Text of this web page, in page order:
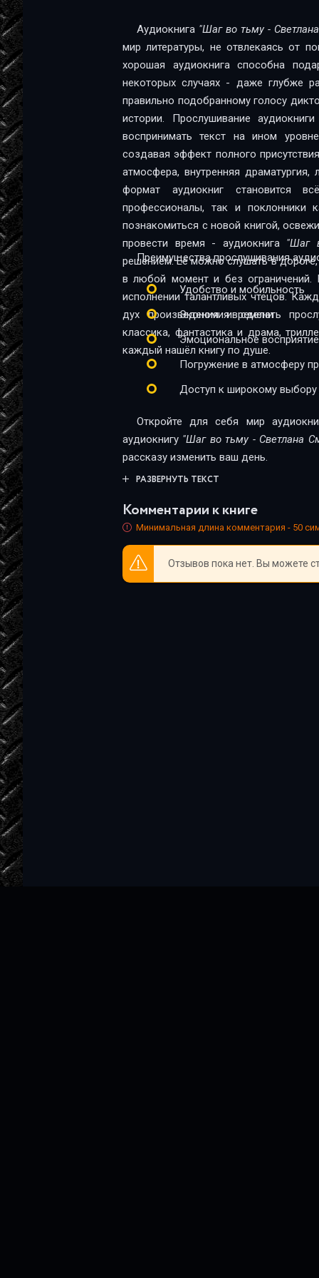
00012-
00014-
00015-
00016-
00017-
00018-
00019-
Аудиокнига "Шаг во тьму -
мир литературы, не отвлекаясь от
хорошая аудиокнига способна
некоторых случаях - даже глубже
правильно подобранному голосу
истории. Прослушивание аудиокниги
воспринимать текст на ином
создавая эффект полного
атмосфера, внутренняя
формат аудиокниг становится
профессионалы, так и поклонники качественной
познакомиться с новой книгой,
провести время - аудиокнига "Шаг
решением. Её можно слушать в
в любой момент и без ограничений.
исполнении талантливых чтецов.
дух произведения и сделать
классика, фантастика и драма,
каждый нашёл книгу по душе.
Преимущества прослушивания
Удобство и мобильность
Экономия времени
Эмоциональное восприятие
Погружение в атмосферу
Доступ к широкому выбору
Откройте для себя мир
аудиокнигу "Шаг во тьму - Светлана
рассказу изменить ваш день.
РАЗВЕРНУТЬ ТЕКСТ
Комментарии к книге
Минимальная длина комментария - 50
Отзывов пока нет. Вы можете